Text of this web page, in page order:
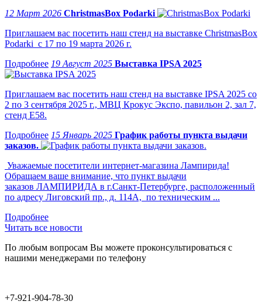
12 Март 2026 ChristmasBox Podarki
Приглашаем вас посетить наш стенд на выставке ChristmasBox
Podarki с 17 по 19 марта 2026 г.
19 Август 2025 Выставка IPSA 2025
Приглашаем вас посетить наш стенд на выставке IPSA 2025 со
2 по 3 сентября 2025 г., МВЦ Крокус Экспо, павильон 2, зал 7,
стенд Е58.
15 Январь 2025 График работы пункта выдачи
заказов.
Уважаемые посетители интернет-магазина Лампирида!
Обращаем ваше внимание, что пункт выдачи
заказов ЛАМПИРИДА в г.Санкт-Петербурге, расположенный
по адресу Лиговский пр., д. 114А, по техническим ...
Читать все новости
По любым вопросам Вы можете проконсультироваться с
нашими менеджерами по телефону
+7-921-904-78-30